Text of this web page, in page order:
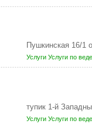
Пушкинская 16/1
Услуги Услуги по
тупик 1-й
Услуги Услуги по